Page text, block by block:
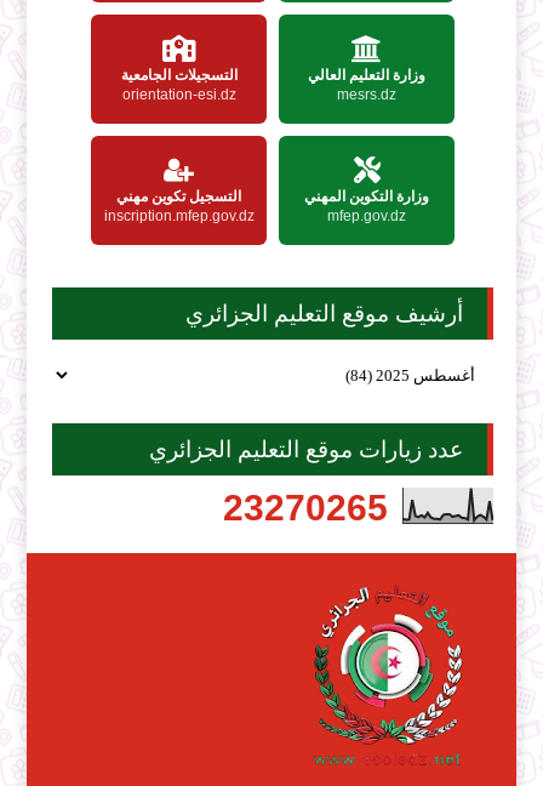
وزارة التعليم العالي
mesrs.dz
التسجيلات الجامعية
orientation-esi.dz
وزارة التكوين المهني
mfep.gov.dz
التسجيل تكوين مهني
inscription.mfep.gov.dz
أرشيف موقع التعليم الجزائري
عدد زيارات موقع التعليم الجزائري
23270265